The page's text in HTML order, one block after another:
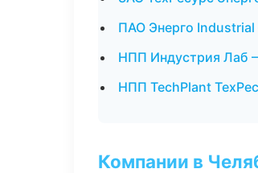
ПАО Энерго
НПП Индустрия Лаб
НПП TechPlant
Компании в